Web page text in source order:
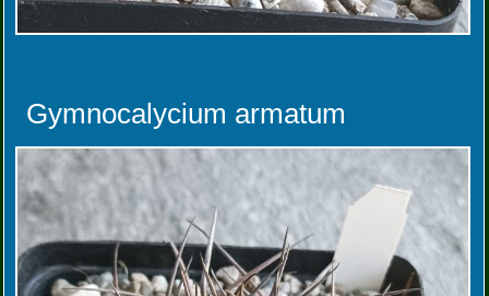
Gymnocalycium armatum